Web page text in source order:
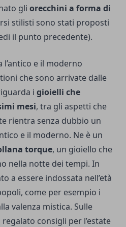
gli orecchini a forma di
stilisti sono stati proposti
il punto precedente).
e il moderno
che sono arrivate dalle
i gioielli che
mesi, tra gli aspetti che
rientra senza dubbio un
e il moderno. Ne è un
torque, un gioiello che
nella notte dei tempi. In
a essere indossata nell’età
come per esempio i
valenza mistica. Sulle
consigli per l’estate